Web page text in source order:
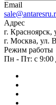
Email
Адрес
г. Красноярск,
г. Москва, ул.
Режим работы
Пн - Пт: с 9:00